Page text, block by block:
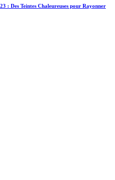
: Des Teintes Chaleureuses pour Rayonner